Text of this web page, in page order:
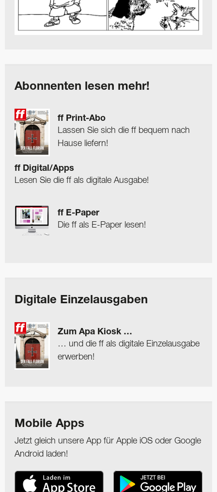
Abonnenten lesen mehr!
ff Print-Abo
Lassen Sie sich die ff bequem nach
Hause liefern!
ff Digital/Apps
Lesen Sie die ff als digitale Ausgabe!
ff E-Paper
Die ff als E-Paper lesen!
Digitale Einzelausgaben
Zum Apa Kiosk …
… und die ff als digitale Einzelausgabe
erwerben!
Mobile Apps
Jetzt gleich unsere App für Apple iOS oder Google
Android laden!